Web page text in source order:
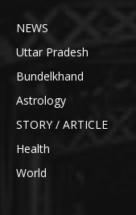
NEWS
Uttar Pradesh
Bundelkhand
Astrology
STORY / ARTICLE
Health
World